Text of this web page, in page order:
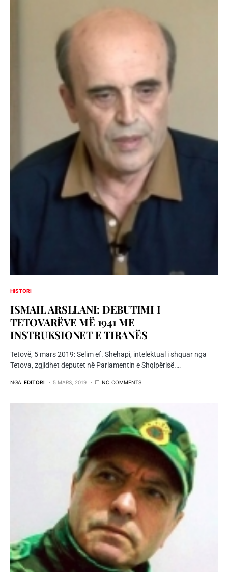
HISTORI
ISMAIL ARSLLANI: DEBUTIMI I
TETOVARËVE MË 1941 ME
INSTRUKSIONET E TIRANËS
Tetovë, 5 mars 2019: Selim ef. Shehapi, intelektual i shquar nga
Tetova, zgjidhet deputet në Parlamentin e Shqipërisë.…
NGA EDITORI 5 MARS, 2019 NO COMMENTS